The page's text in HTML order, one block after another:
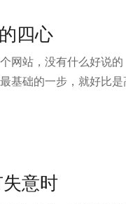
四心
网站，没有什么好说
基础的一步，就好比
意时